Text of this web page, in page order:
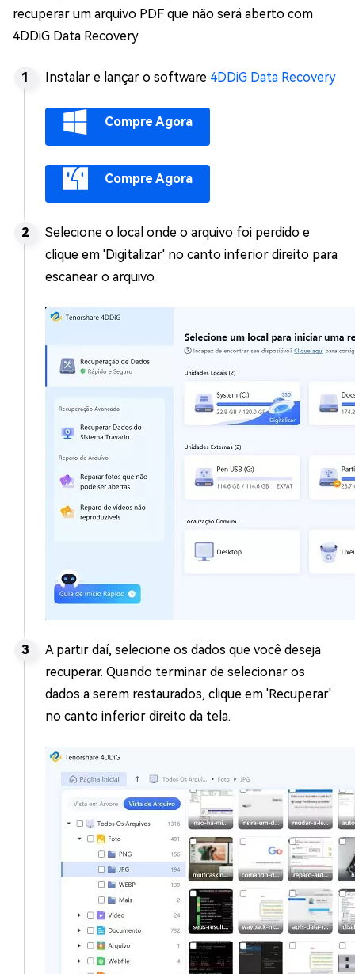
recuperar um arquivo PDF que não será aberto com
4DDiG Data Recovery.
Instalar e lançar o software 4DDiG Data Recovery
Compre Agora
Compre Agora
Selecione o local onde o arquivo foi perdido e
clique em 'Digitalizar' no canto inferior direito para
escanear o arquivo.
A partir daí, selecione os dados que você deseja
recuperar. Quando terminar de selecionar os
dados a serem restaurados, clique em 'Recuperar'
no canto inferior direito da tela.